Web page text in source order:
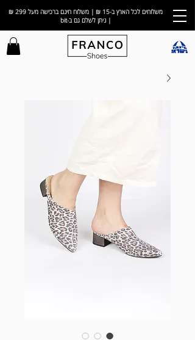
משלוחים לכל הארץ ב-15 ₪ | משלוח חינם ברכישה מעל 299 ₪
| ניתן לשלם גם ב-bit